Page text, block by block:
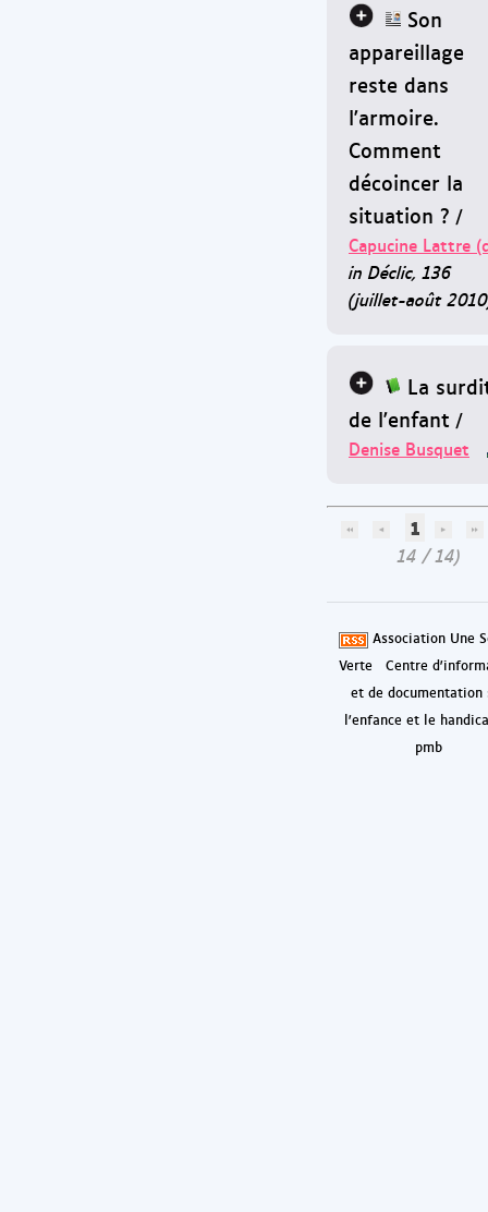
Son
appareillage
reste dans
l'armoire.
Comment
décoincer la
situation ? /
Capucine Lattre
in Déclic, 136
(juillet-août
La
de l'enfant /
Denise Busquet
1
14 / 14)
Association Une
Verte
Centre
et de documentation
l'enfance et le
pmb